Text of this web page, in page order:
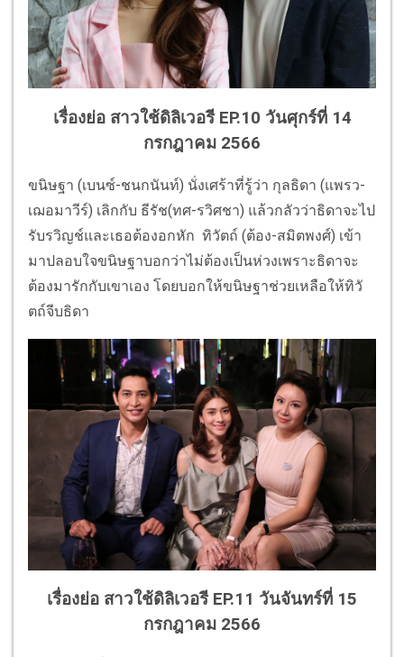
เรื่องย่อ สาวใช้ดิลิเวอรี EP.10 วันศุกร์ที่ 14
กรกฎาคม 2566
ขนิษฐา (เบนซ์-ชนกนันท์) นั่งเศร้าที่รู้ว่า กุลธิดา (แพรว-
เฌอมาวีร์) เลิกกับ ธีรัช(ทศ-รวิศชา) แล้วกลัวว่าธิดาจะไป
รับรวิญช์และเธอต้องอกหัก ทิวัตถ์ (ต้อง-สมิตพงศ์) เข้า
มาปลอบใจขนิษฐาบอกว่าไม่ต้องเป็นห่วงเพราะธิดาจะ
ต้องมารักกับเขาเอง โดยบอกให้ขนิษฐาช่วยเหลือให้ทิวั
ตถ์จีบธิดา
เรื่องย่อ สาวใช้ดิลิเวอรี EP.11 วันจันทร์ที่ 15
กรกฎาคม 2566